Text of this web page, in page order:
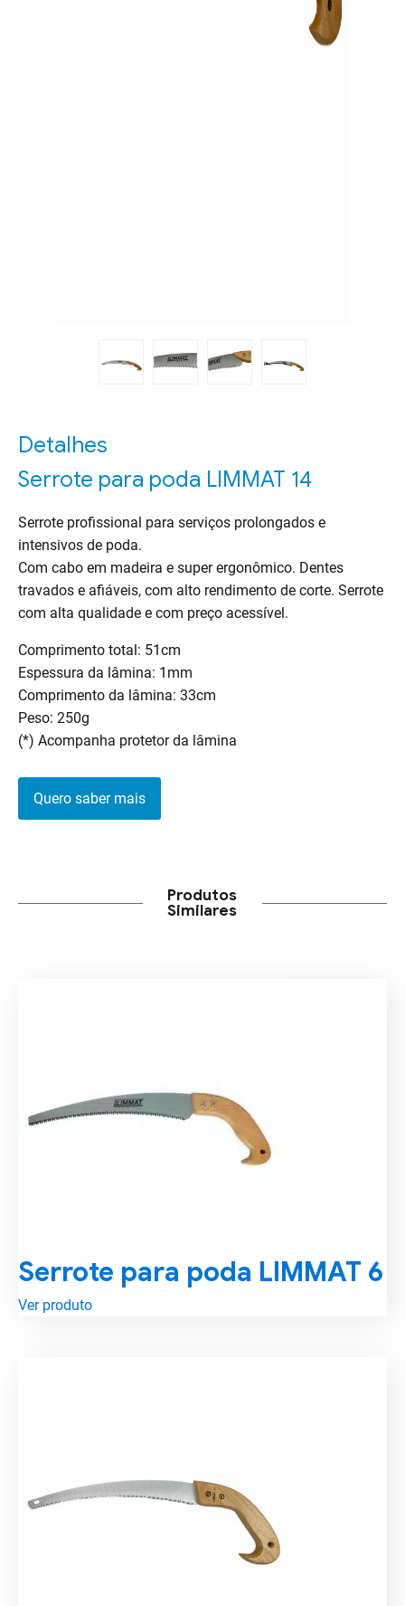
Detalhes
Serrote para poda LIMMAT 14
Serrote profissional para serviços prolongados e
intensivos de poda.
Com cabo em madeira e super ergonômico. Dentes
travados e afiáveis, com alto rendimento de corte. Serrote
com alta qualidade e com preço acessível.
Comprimento total: 51cm
Espessura da lâmina: 1mm
Comprimento da lâmina: 33cm
Peso: 250g
(*) Acompanha protetor da lâmina
Quero saber mais
Produtos
Similares
Serrote para poda LIMMAT 6
Ver produto